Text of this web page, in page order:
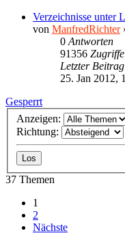
Verzeichnisse unter
von ManfredRichter
0 Antworten
91356 Zugriffe
Letzter Beitrag
25. Jan 2012,
Gesperrt
Anzeigen:
Richtung:
37 Themen
1
2
Nächste